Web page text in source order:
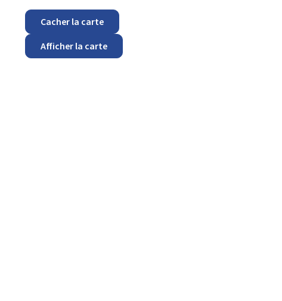
Cacher la carte
Afficher la carte